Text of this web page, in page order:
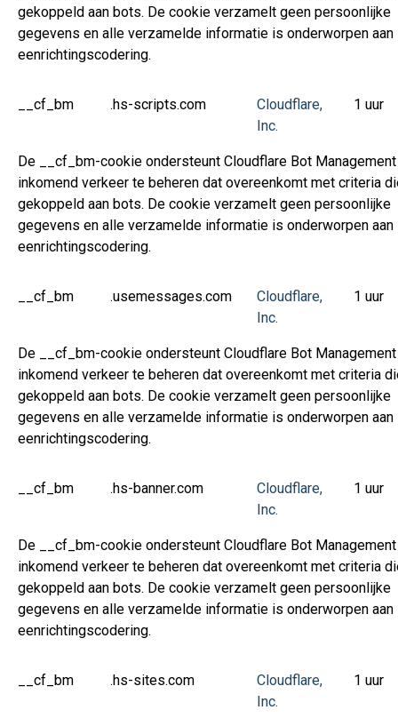
gekoppeld aan bots. De cookie verzamelt geen persoonlijke
gegevens en alle verzamelde informatie is onderworpen aan
eenrichtingscodering.
__cf_bm .hs-scripts.com
Cloudflare,
Inc.
1 uur
De __cf_bm-cookie ondersteunt Cloudflare Bot
inkomend verkeer te beheren dat overeenkomt met criteria
gekoppeld aan bots. De cookie verzamelt geen persoonlijke
gegevens en alle verzamelde informatie is onderworpen aan
eenrichtingscodering.
__cf_bm .usemessages.com
Cloudflare,
Inc.
1 uur
De __cf_bm-cookie ondersteunt Cloudflare Bot
inkomend verkeer te beheren dat overeenkomt met criteria
gekoppeld aan bots. De cookie verzamelt geen persoonlijke
gegevens en alle verzamelde informatie is onderworpen aan
eenrichtingscodering.
__cf_bm .hs-banner.com
Cloudflare,
Inc.
1 uur
De __cf_bm-cookie ondersteunt Cloudflare Bot
inkomend verkeer te beheren dat overeenkomt met criteria
gekoppeld aan bots. De cookie verzamelt geen persoonlijke
gegevens en alle verzamelde informatie is onderworpen aan
eenrichtingscodering.
__cf_bm .hs-sites.com
Cloudflare,
Inc.
1 uur